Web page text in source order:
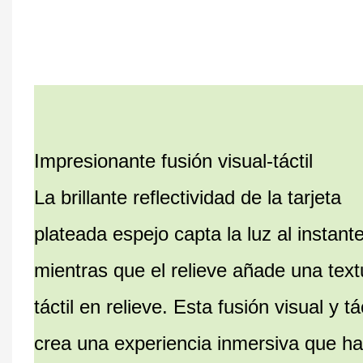
Impresionante fusión visual-táctil
La brillante reflectividad de la tarjeta
plateada espejo capta la luz al
mientras que el relieve añade una
táctil en relieve. Esta fusión visual y
crea una experiencia inmersiva que